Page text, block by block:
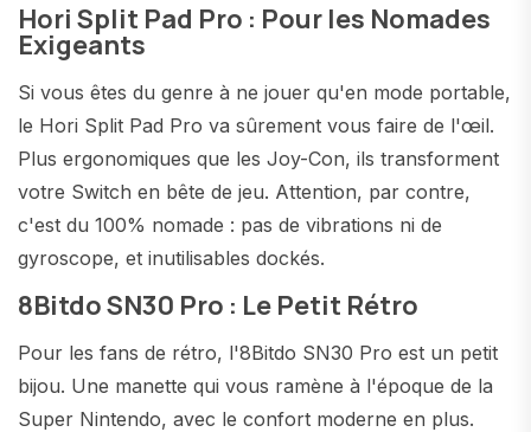
Hori Split Pad Pro : Pour les Nomades
Exigeants
Si vous êtes du genre à ne jouer qu'en mode portable,
le Hori Split Pad Pro va sûrement vous faire de l'œil.
Plus ergonomiques que les Joy-Con, ils transforment
votre Switch en bête de jeu. Attention, par contre,
c'est du 100% nomade : pas de vibrations ni de
gyroscope, et inutilisables dockés.
8Bitdo SN30 Pro : Le Petit Rétro
Pour les fans de rétro, l'8Bitdo SN30 Pro est un petit
bijou. Une manette qui vous ramène à l'époque de la
Super Nintendo, avec le confort moderne en plus.